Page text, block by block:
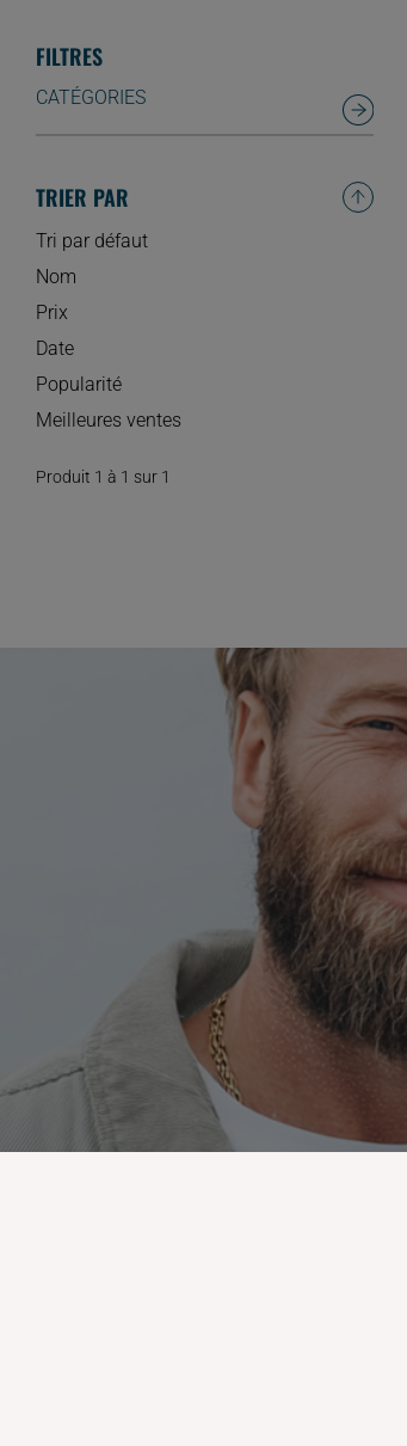
FILTRES
CATÉGORIES
TRIER PAR
Tri par défaut
Nom
Prix
Date
Popularité
Meilleures ventes
Produit 1 à 1 sur 1